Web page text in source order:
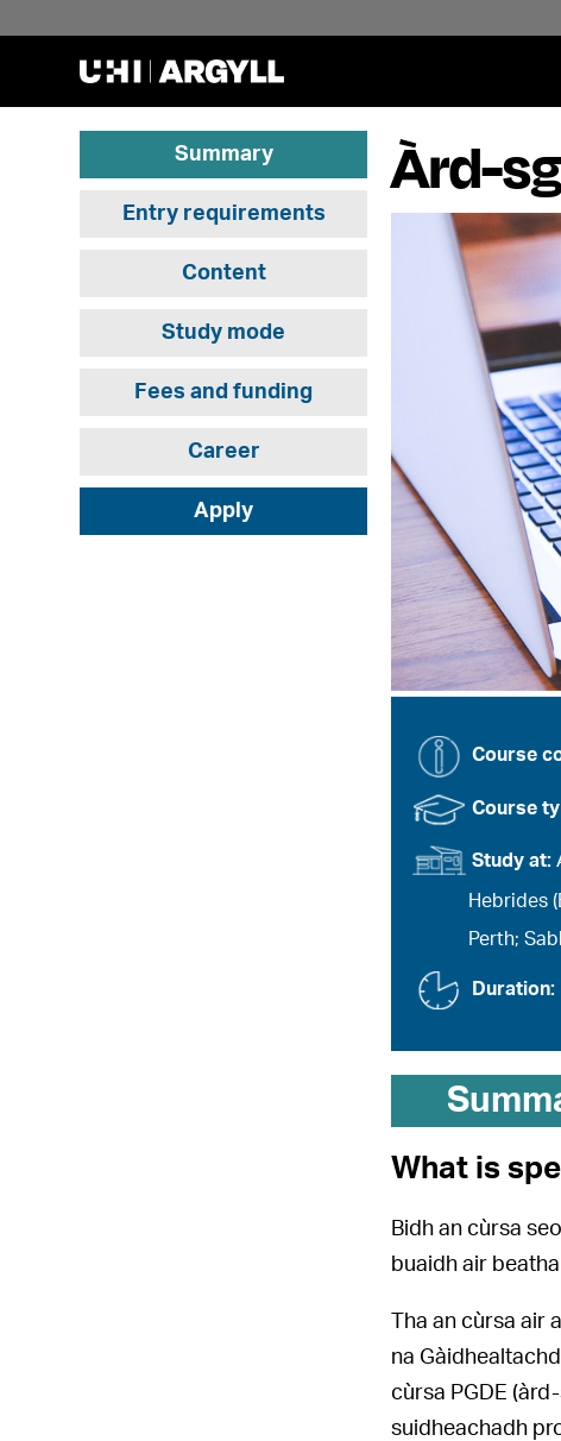
Àrd-
Summary
Entry requirements
Content
Study mode
Fees and funding
Career
Apply
Course
Course
Study at:
Hebrides
Perth;
Duration:
What is
Bidh an cùrsa
buaidh air
Tha an cùrsa
na
cùrsa PGDE
suidheachadh